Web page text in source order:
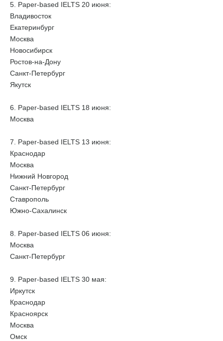
5. Paper-based IELTS 20 июня:
Владивосток
Екатеринбург
Москва
Новосибирск
Ростов-на-Дону
Санкт-Петербург
Якутск
6. Paper-based IELTS 18 июня:
Москва
7. Paper-based IELTS 13 июня:
Краснодар
Москва
Нижний Новгород
Санкт-Петербург
Ставрополь
Южно-Сахалинск
8. Paper-based IELTS 06 июня:
Москва
Санкт-Петербург
9. Paper-based IELTS 30 мая:
Иркутск
Краснодар
Красноярск
Москва
Омск